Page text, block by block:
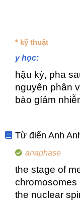
* kỹ thuật
y học:
hậu kỳ, pha
nguyên phân
bào gíảm
Từ điển Anh
anaphase
the stage of
chromosomes
the nuclear